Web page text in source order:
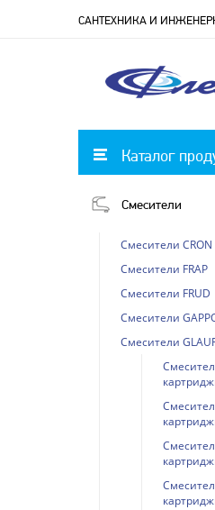
Каталог
САНТЕХНИКА И
Смесители
Смесители CRON
Смесители FRAP
Смесители FRUD
Смесители
Смесители